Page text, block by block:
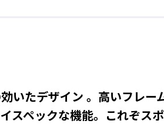
いたデザイン 。高いフレ
スペックな機能。これぞス